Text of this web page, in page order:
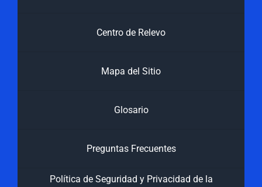
Centro de Relevo
Mapa del Sitio
Glosario
Preguntas Frecuentes
Política de Seguridad y Privacidad de la